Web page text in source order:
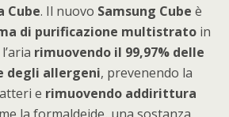
Cube. Il nuovo Samsung Cube è
di purificazione multistrato in
rimuovendo il 99,97% delle
degli allergeni, prevenendo la
e rimuovendo addirittura
la formaldeide, una sostanza